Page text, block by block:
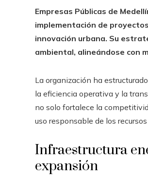
Empresas Públicas de
implementación de
innovación urbana. Su
ambiental, alineándose con
La organización ha
la eficiencia operativa y la
no solo fortalece la
uso responsable de los
Infraestructura
expansión